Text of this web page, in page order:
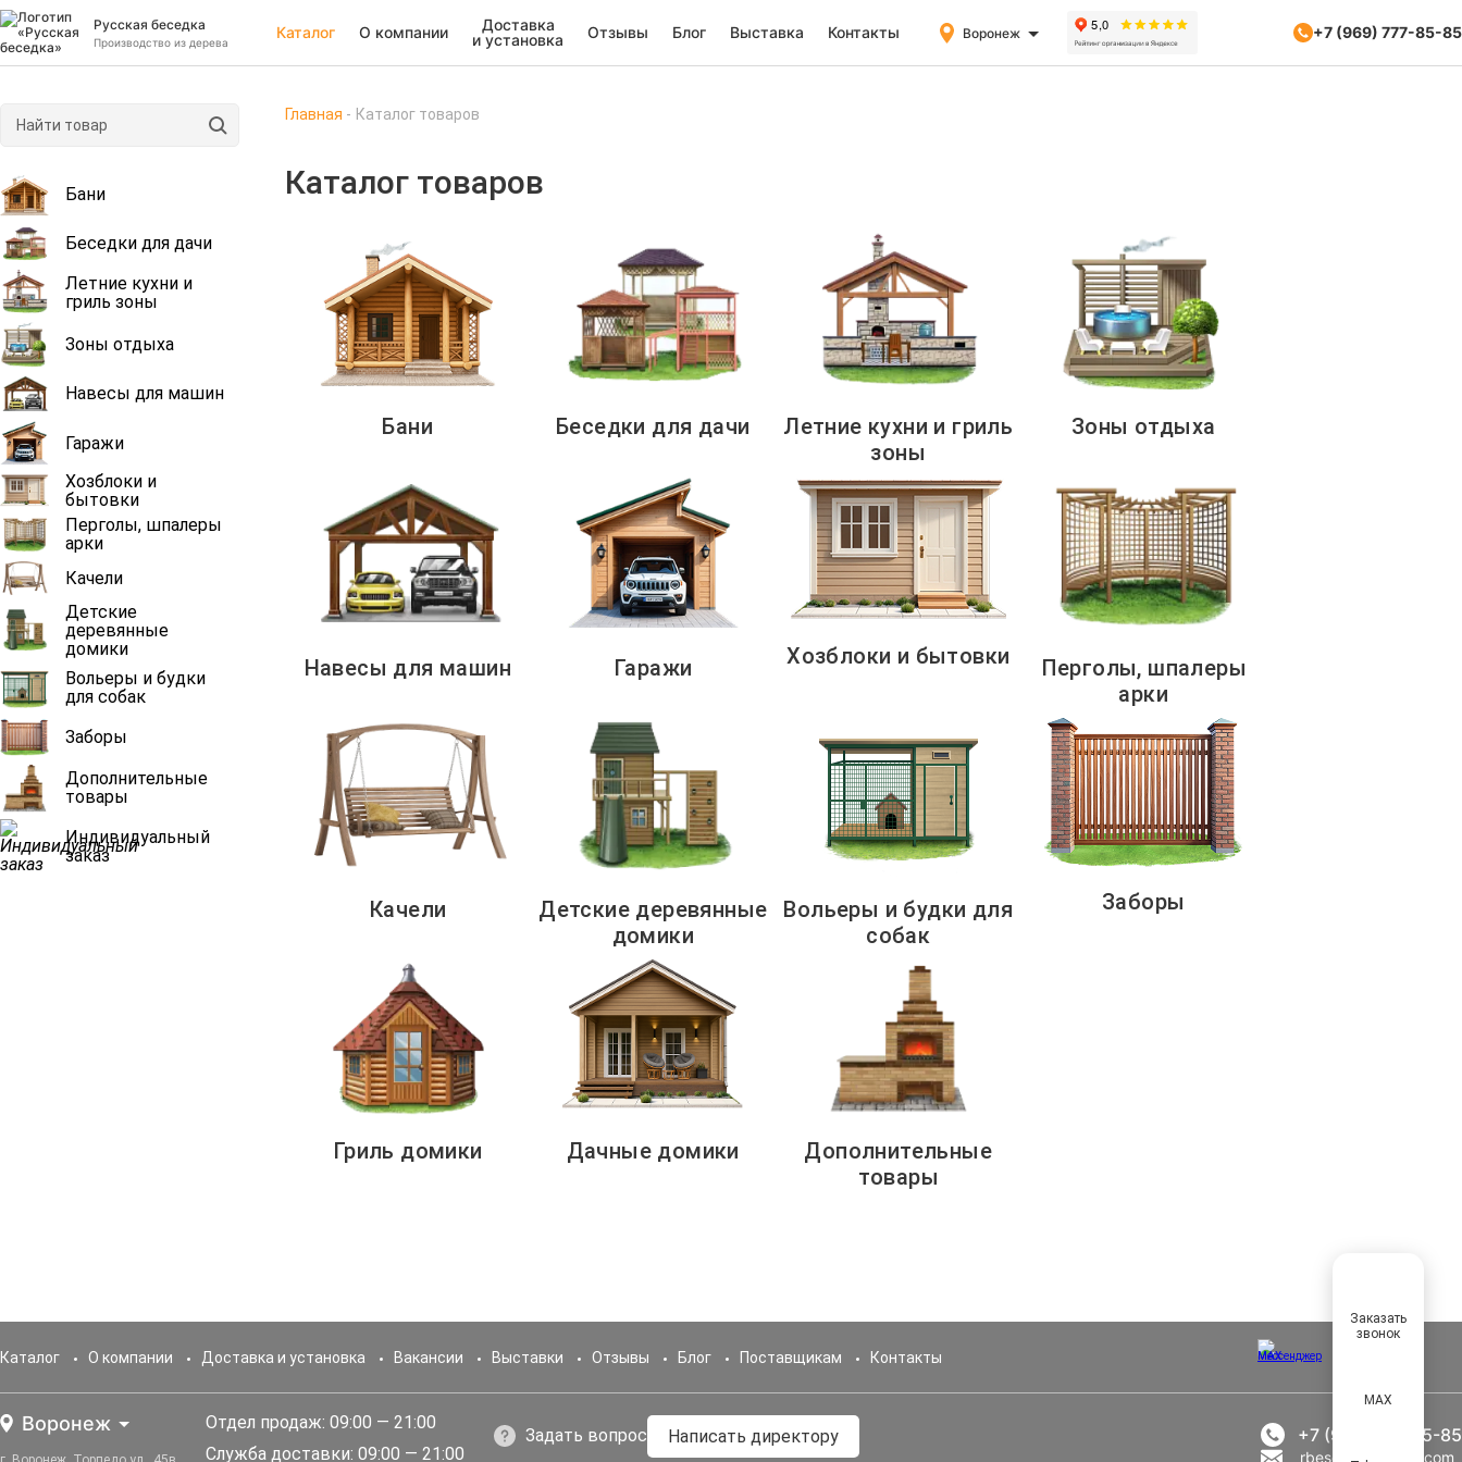
Русская беседка
Производство из дерева
Каталог О компании
Доставка
и установка
Отзывы Блог Выставка Контакты Воронеж +7 (969) 777-85-85
Бани
Беседки для дачи
Летние кухни и
гриль зоны
Зоны отдыха
Навесы для машин
Гаражи
Хозблоки и
бытовки
Перголы, шпалеры
арки
Качели
Детские
деревянные
домики
Вольеры и будки
для собак
Заборы
Дополнительные
товары
Индивидуальный
заказ
Главная Каталог товаров
Каталог товаров
Бани Беседки для дачи
Летние кухни и гриль
зоны
Зоны отдыха
Навесы для машин Гаражи Хозблоки и бытовки
Перголы, шпалеры
арки
Качели
Детские деревянные
домики
Вольеры и будки для
собак
Заборы
Гриль домики Дачные домики
Дополнительные
товары
Каталог О компании Доставка и установка Вакансии Выставки Отзывы Блог Поставщикам Контакты
Воронеж
Отдел продаж: 09:00 — 21:00
Служба доставки: 09:00 — 21:00
Задать вопрос Написать директору +7 (969) 777-85-85
rbesedka@gmail.com
Заказать
звонок
MAX